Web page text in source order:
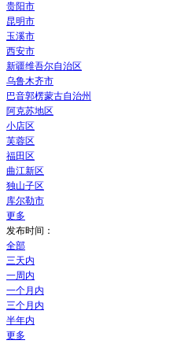
贵阳市
昆明市
玉溪市
西安市
新疆维吾尔自治区
乌鲁木齐市
巴音郭楞蒙古自治州
阿克苏地区
小店区
芙蓉区
福田区
曲江新区
独山子区
库尔勒市
更多
发布时间：
全部
三天内
一周内
一个月内
三个月内
半年内
更多